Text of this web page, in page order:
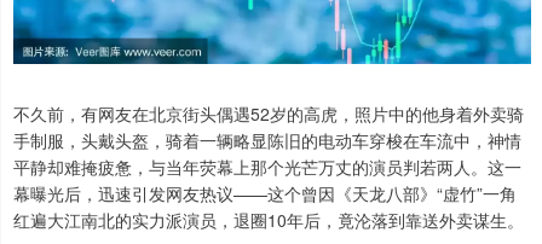
不久前，有网友在北京街头偶遇52岁的高虎，照片中的他身着外卖骑
手制服，头戴头盔，骑着一辆略显陈旧的电动车穿梭在车流中，神情
平静却难掩疲惫，与当年荧幕上那个光芒万丈的演员判若两人。这一
幕曝光后，迅速引发网友热议——这个曾因《天龙八部》“虚竹”一角
红遍大江南北的实力派演员，退圈10年后，竟沦落到靠送外卖谋生。